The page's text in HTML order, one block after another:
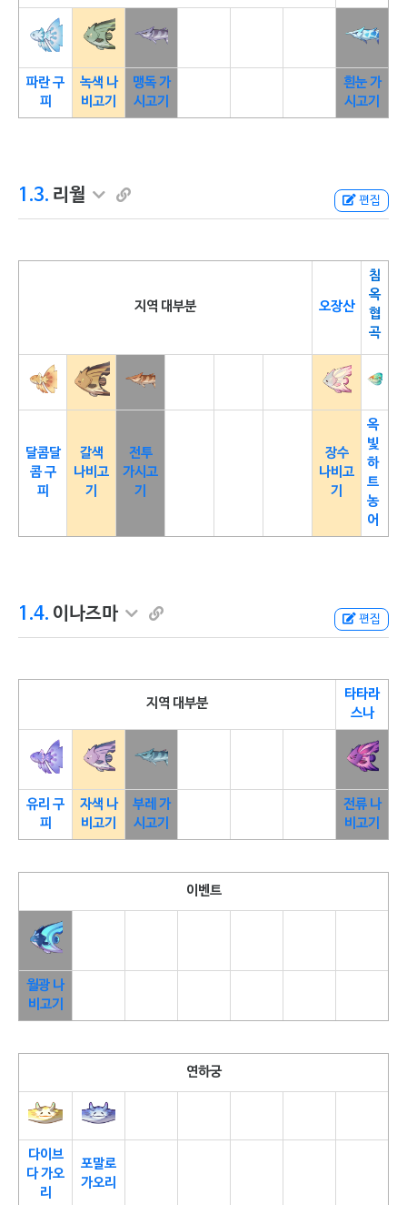
파란 구
피
녹색 나
비고기
맹독 가
시고기
흰눈 가
시고기
1.3. 리월 편집
지역 대부분 오장산
침
옥
협
곡
달콤달
콤 구
피
갈색
나비고
기
전투
가시고
기
장수
나비고
기
옥
빛
하
트
농
어
1.4. 이나즈마 편집
지역 대부분
타타라
스나
유리 구
피
자색 나
비고기
부레 가
시고기
전류 나
비고기
이벤트
월광 나
비고기
연하궁
다이브
다 가오
리
포말로
가오리